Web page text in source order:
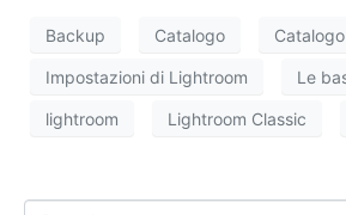
Backup Catalogo
Impostazioni di Lightroom Le
lightroom Lightroom Classic